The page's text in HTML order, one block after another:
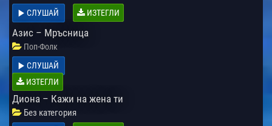
СЛУШАЙ
ИЗТЕГЛИ
Азис – Мръсница
Поп-Фолк
СЛУШАЙ
ИЗТЕГЛИ
Диона – Кажи на жена ти
Без категория